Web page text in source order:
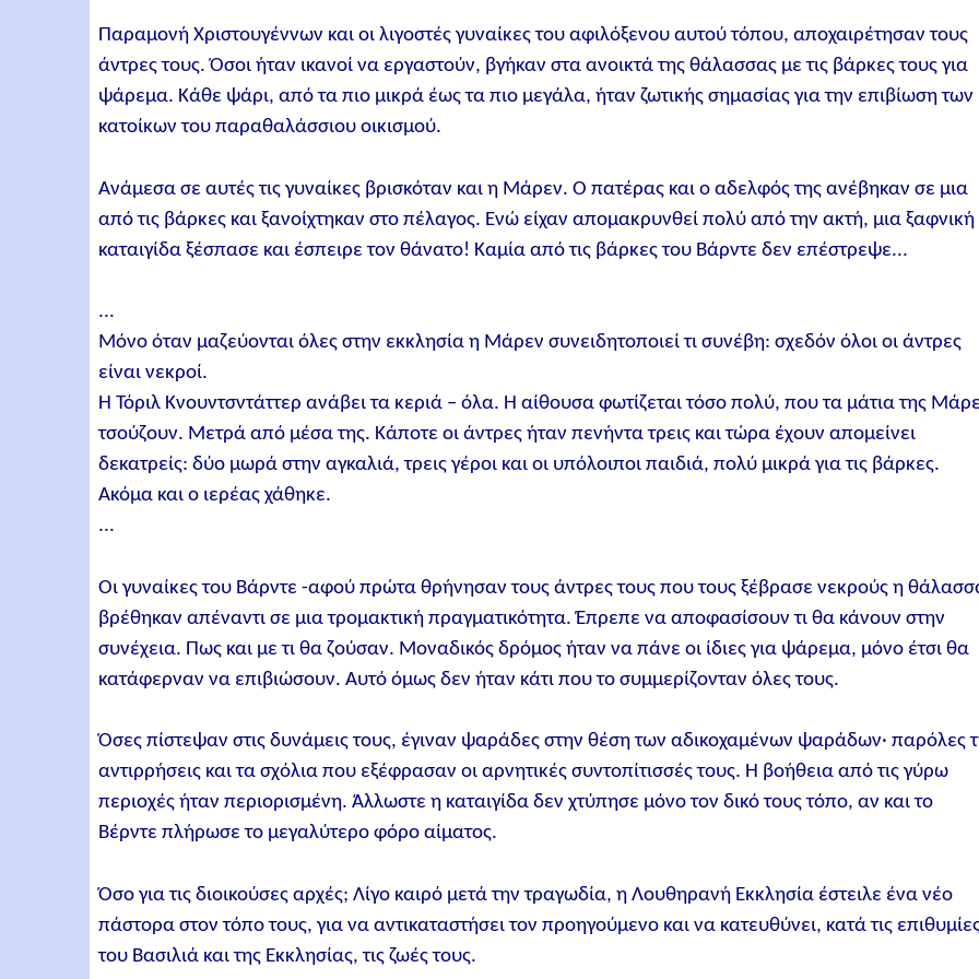
Παραμονή Χριστουγέννων και οι λιγοστές γυναίκες του αφιλόξενου αυτού τόπου, αποχαιρέτησαν τους
άντρες τους. Όσοι ήταν ικανοί να εργαστούν, βγήκαν στα ανοικτά της θάλασσας με τις βάρκες τους για
ψάρεμα. Κάθε ψάρι, από τα πιο μικρά έως τα πιο μεγάλα, ήταν ζωτικής σημασίας για την επιβίωση των
κατοίκων του παραθαλάσσιου οικισμού.
Ανάμεσα σε αυτές τις γυναίκες βρισκόταν και η Μάρεν. Ο πατέρας και ο αδελφός της ανέβηκαν σε μια
από τις βάρκες και ξανοίχτηκαν στο πέλαγος. Ενώ είχαν απομακρυνθεί πολύ από την ακτή, μια ξαφνική
καταιγίδα ξέσπασε και έσπειρε τον θάνατο! Καμία από τις βάρκες του Βάρντε δεν επέστρεψε...
...
Μόνο όταν μαζεύονται όλες στην εκκλησία η Μάρεν συνειδητοποιεί τι συνέβη: σχεδόν όλοι οι άντρες
είναι νεκροί.
Η Τόριλ Κνουντσντάττερ ανάβει τα κεριά – όλα. Η αίθουσα φωτίζεται τόσο πολύ, που τα μάτια της
τσούζουν. Μετρά από μέσα της. Κάποτε οι άντρες ήταν πενήντα τρεις και τώρα έχουν απομείνει
δεκατρείς: δύο μωρά στην αγκαλιά, τρεις γέροι και οι υπόλοιποι παιδιά, πολύ μικρά για τις βάρκες.
Ακόμα και ο ιερέας χάθηκε.
...
Οι γυναίκες του Βάρντε -αφού πρώτα θρήνησαν τους άντρες τους που τους ξέβρασε νεκρούς η
βρέθηκαν απέναντι σε μια τρομακτική πραγματικότητα. Έπρεπε να αποφασίσουν τι θα κάνουν στην
συνέχεια. Πως και με τι θα ζούσαν. Μοναδικός δρόμος ήταν να πάνε οι ίδιες για ψάρεμα, μόνο έτσι θα
κατάφερναν να επιβιώσουν. Αυτό όμως δεν ήταν κάτι που το συμμερίζονταν όλες τους.
Όσες πίστεψαν στις δυνάμεις τους, έγιναν ψαράδες στην θέση των αδικοχαμένων ψαράδων· παρόλες
αντιρρήσεις και τα σχόλια που εξέφρασαν οι αρνητικές συντοπίτισσές τους. Η βοήθεια από τις γύρω
περιοχές ήταν περιορισμένη. Άλλωστε η καταιγίδα δεν χτύπησε μόνο τον δικό τους τόπο, αν και το
Βέρντε πλήρωσε το μεγαλύτερο φόρο αίματος.
Όσο για τις διοικούσες αρχές; Λίγο καιρό μετά την τραγωδία, η Λουθηρανή Εκκλησία έστειλε ένα νέο
πάστορα στον τόπο τους, για να αντικαταστήσει τον προηγούμενο και να κατευθύνει, κατά τις
του Βασιλιά και της Εκκλησίας, τις ζωές τους.